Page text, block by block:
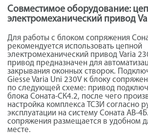
Совместимое оборудование:
электромеханический привод
Для работы с блоком сопряжения
рекомендуется использовать цепной
электромеханический привод Varia
привод предназначен для
закрывания оконных створок.
Giesse Varia Uni 230V к блоку
по следующей схеме: привод
блока Соната-СК4.2, после чего
настройка комплекса ТСЗИ согласно
эксплуатации на систему Соната АВ-
сопряжения размещается в удобном
месте.